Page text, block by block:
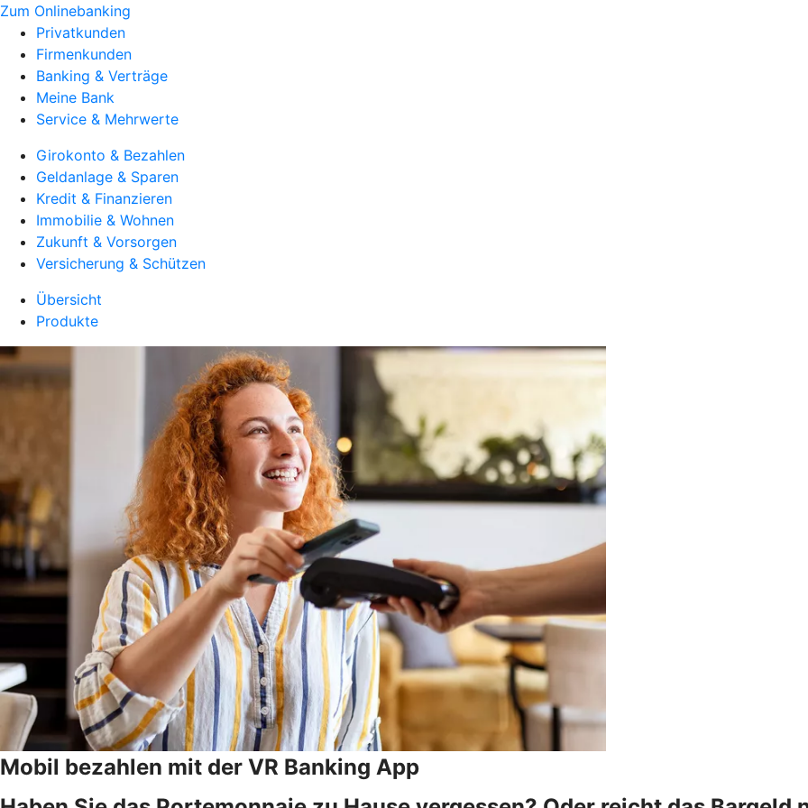
Zum Onlinebanking
Privatkunden
Firmenkunden
Banking & Verträge
Meine Bank
Service & Mehrwerte
Girokonto & Bezahlen
Geldanlage & Sparen
Kredit & Finanzieren
Immobilie & Wohnen
Zukunft & Vorsorgen
Versicherung & Schützen
Übersicht
Produkte
Mobil bezahlen mit der VR Banking App